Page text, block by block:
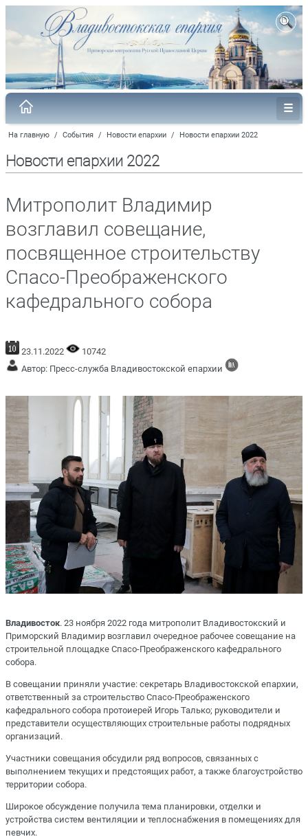
На главную / События / Новости епархии / Новости епархии 2022
Новости епархии 2022
Митрополит Владимир
возглавил совещание,
посвященное строительству
Спасо-Преображенского
кафедрального собора
23.11.2022
10742
Автор: Пресс-служба Владивостокской епархии
Владивосток. 23 ноября 2022 года митрополит Владивостокский и
Приморский Владимир возглавил очередное рабочее совещание на
строительной площадке Спасо-Преображенского кафедрального
собора.
В совещании приняли участие: секретарь Владивостокской епархии,
ответственный за строительство Спасо-Преображенского
кафедрального собора протоиерей Игорь Талько; руководители и
представители осуществляющих строительные работы подрядных
организаций.
Участники совещания обсудили ряд вопросов, связанных с
выполнением текущих и предстоящих работ, а также благоустройство
территории собора.
Широкое обсуждение получила тема планировки, отделки и
устройства систем вентиляции и теплоснабжения в помещениях для
певчих.